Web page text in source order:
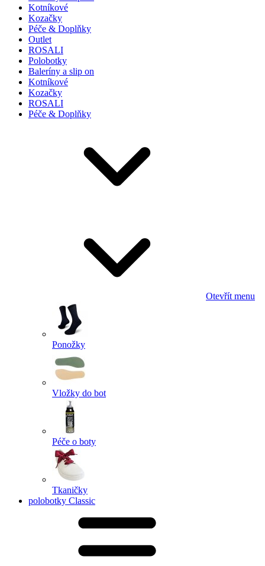
Kotníkové
Kozačky
Péče & Doplňky
Outlet
ROSALI
Polobotky
Baleríny a slip on
Kotníkové
Kozačky
ROSALI
Péče & Doplňky
Otevřít menu
Ponožky
Vložky do bot
Péče o boty
Tkaničky
polobotky Classic